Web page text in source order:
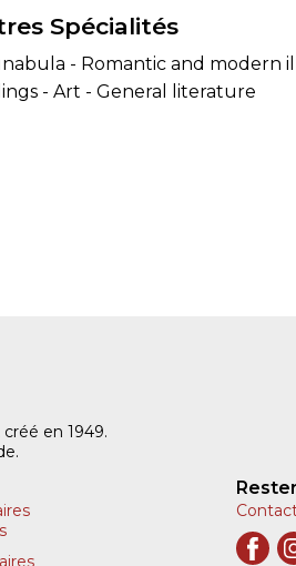
Spécialités
- Romantic and modern
- Art - General literature
en 1949.